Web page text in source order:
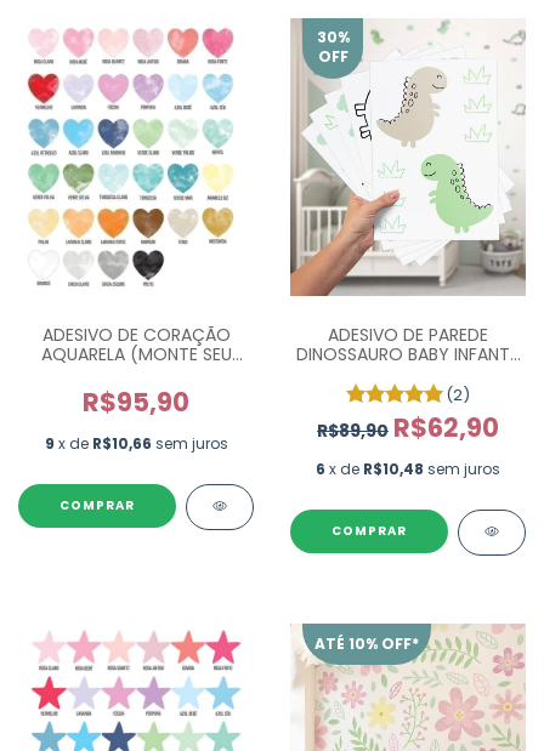
ADESIVO DE CORAÇÃO
AQUARELA (MONTE SEU
R$95,90
9 x de R$10,66 sem juros
COMPRAR
30%
OFF
ADESIVO DE PAREDE
DINOSSAURO BABY INFANTIL
(2)
R$89,90 R$62,90
6 x de R$10,48 sem juros
COMPRAR
ATÉ 10% OFF*